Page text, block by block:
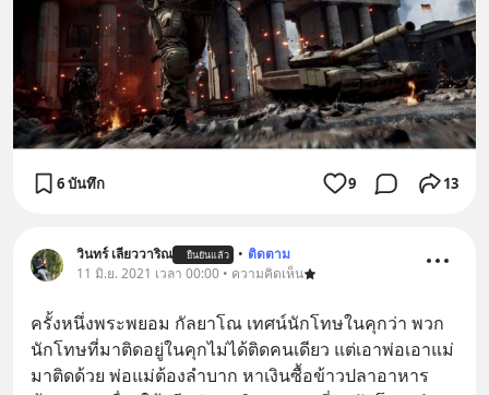
6 บันทึก 9 13
วินทร์ เลียววาริณ ยืนยันแล้ว • ติดตาม
11 มิ.ย. 2021 เวลา 00:00 • ความคิดเห็น
ครั้งหนึ่งพระพยอม กัลยาโณ เทศน์นักโทษในคุกว่า พวก
นักโทษที่มาติดอยู่ในคุกไม่ได้ติดคนเดียว แต่เอาพ่อเอาแม่
มาติดด้วย พ่อแม่ต้องลำบาก หาเงินซื้อข้าวปลาอาหาร